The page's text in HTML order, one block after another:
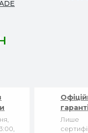
Лише